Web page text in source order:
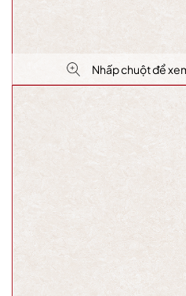
Nhấp chuột để